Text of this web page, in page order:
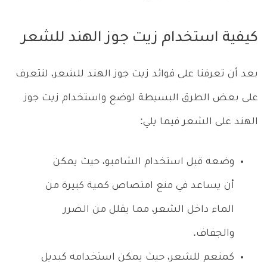
كيفية استخدام زيت جوز الهند للشعر
بعد أن تعرفنا على فوائد زيت جوز الهند للشعر، لنتعرف
على بعض الطرق البسيطة لوضع واستخدام زيت جوز
الهند على الشعر فيما يلي:
وضعه قبل استخدام الشامبو، حيث يمكن
أن يساعد في منع امتصاص كمية كبيرة من
الماء داخل الشعر، مما يقلل من الضرر
والجفاف.
كمنعم للشعر، حيث يمكن استخدامه كبديل